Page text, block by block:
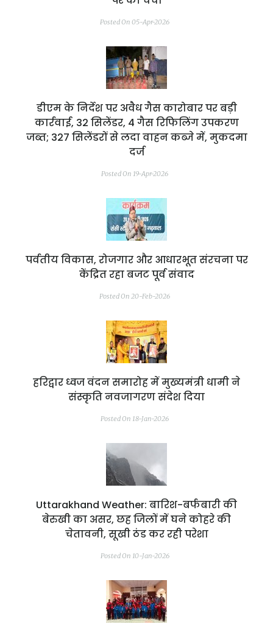
Posted On 05-Apr-2026
डीएम के निर्देश पर अवैध गैस कारोबार पर बड़ी
कार्रवाई, 32 सिलेंडर, 4 गैस रिफिलिंग उपकरण
जब्त; 327 सिलेंडरों से लदा वाहन कब्जे में, मुकदमा
दर्ज
Posted On 19-Apr-2026
पर्वतीय विकास, रोजगार और आधारभूत संरचना पर
केंद्रित रहा बजट पूर्व संवाद
Posted On 20-Feb-2026
हरिद्वार ध्वज वंदन समारोह में मुख्यमंत्री धामी ने
संस्कृति नवजागरण संदेश दिया
Posted On 18-Jan-2026
Uttarakhand Weather: बारिश-बर्फबारी की
बेरुखी का असर, छह जिलों में घने कोहरे की
चेतावनी, सूखी ठंड कर रही परेशा
Posted On 10-Jan-2026